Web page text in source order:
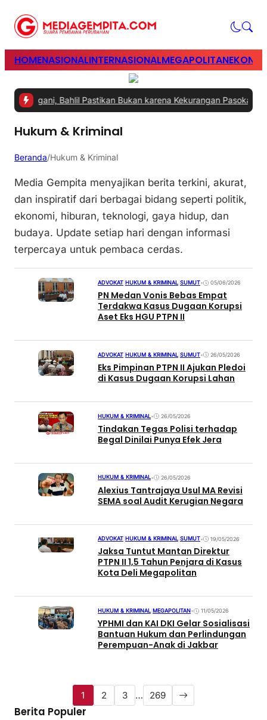
HOMENASIONALINTERNASIONALMEGAPOLITAN
Bahlil Pastikan Bukan karena Kekurangan Pasokan|#2 -
Hukum & Kriminal
Beranda/Hukum & Kriminal
Media Gempita menyajikan berita terkini, akurat,
dan inspiratif dari berbagai bidang seperti politik,
ekonomi, hiburan, teknologi, gaya hidup, dan
budaya. Update setiap hari dengan informasi
terpercaya untuk pembaca cerdas.
ADVOKAT HUKUM & KRIMINAL SUMUT• 05/06/2026
PN Medan Vonis Bebas Empat
Terdakwa Kasus Dugaan Korupsi
Aset Eks HGU PTPN II
ADVOKAT HUKUM & KRIMINAL SUMUT• 26/05/2026
Eks Pimpinan PTPN II Ajukan Pledoi
di Kasus Dugaan Korupsi Lahan
HUKUM & KRIMINAL• 26/05/2026
Tindakan Tegas Polisi terhadap
Begal Dinilai Punya Efek Jera
HUKUM & KRIMINAL• 26/05/2026
Alexius Tantrajaya Usul MA Revisi
SEMA soal Audit Kerugian Negara
ADVOKAT HUKUM & KRIMINAL SUMUT• 19/05/2026
Jaksa Tuntut Mantan Direktur
PTPN II 1,5 Tahun Penjara di Kasus
Kota Deli Megapolitan
HUKUM & KRIMINAL MEGAPOLITAN• 11/05/2026
YPHMI dan KAI DKI Gelar Sosialisasi
Bantuan Hukum dan Perlindungan
Perempuan-Anak di Jakbar
1 2 3 … 269
Berita Populer